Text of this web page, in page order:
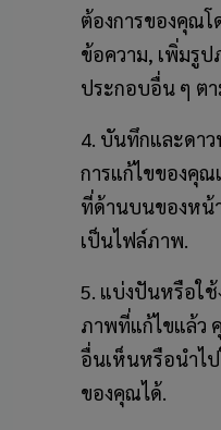
ต้องการของคุณโ
ข้อความ, เพิ่มรู
ประกอบอื่น ๆ ต
4. บันทึกและดา
การแก้ไขของคุณ
ที่ด้านบนของหน้
เป็นไฟล์ภาพ.
5. แบ่งปันหรือใ
ภาพที่แก้ไขแล้ว
อื่นเห็นหรือนำไ
ของคุณได้.